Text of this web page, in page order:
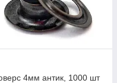
4мм антик, 1000 шт